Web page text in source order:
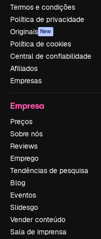
Termos e condições
Política de privacidade
Originais New
Política de cookies
Central de confiabilidade
Afiliados
Empresas
Empresa
Preços
Sobre nós
Reviews
Emprego
Tendências de pesquisa
Blog
Eventos
Slidesgo
Vender conteúdo
Sala de imprensa